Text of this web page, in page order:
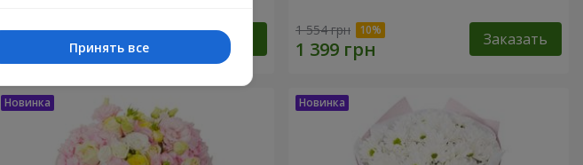
2 212 грн Заказать 1 554 грн Заказать
Принять все